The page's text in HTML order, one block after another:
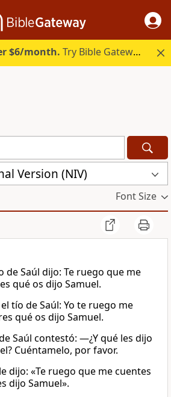
$6/month. Try Bible Gateway Plus.
Version (NIV)
Font Size
de Saúl dijo: Te ruego que me
qué os dijo Samuel.
tío de Saúl: Yo te ruego me
qué os dijo Samuel.
Saúl contestó: —¿Y qué les dijo
Cuéntamelo, por favor.
dijo: «Te ruego que me cuentes
dijo Samuel».